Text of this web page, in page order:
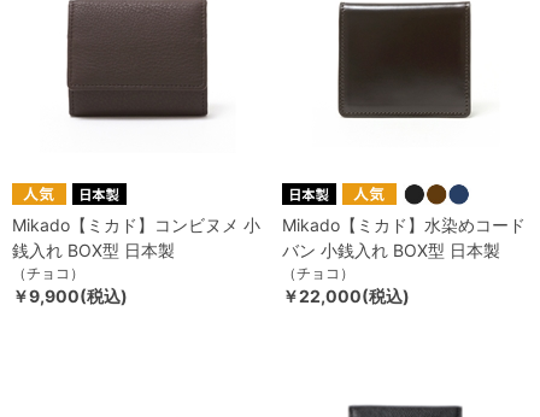
Mikado【ミカド】コンビヌメ 小
銭入れ BOX型 日本製
（チョコ）
￥9,900(税込)
Mikado【ミカド】水染めコード
バン 小銭入れ BOX型 日本製
（チョコ）
￥22,000(税込)